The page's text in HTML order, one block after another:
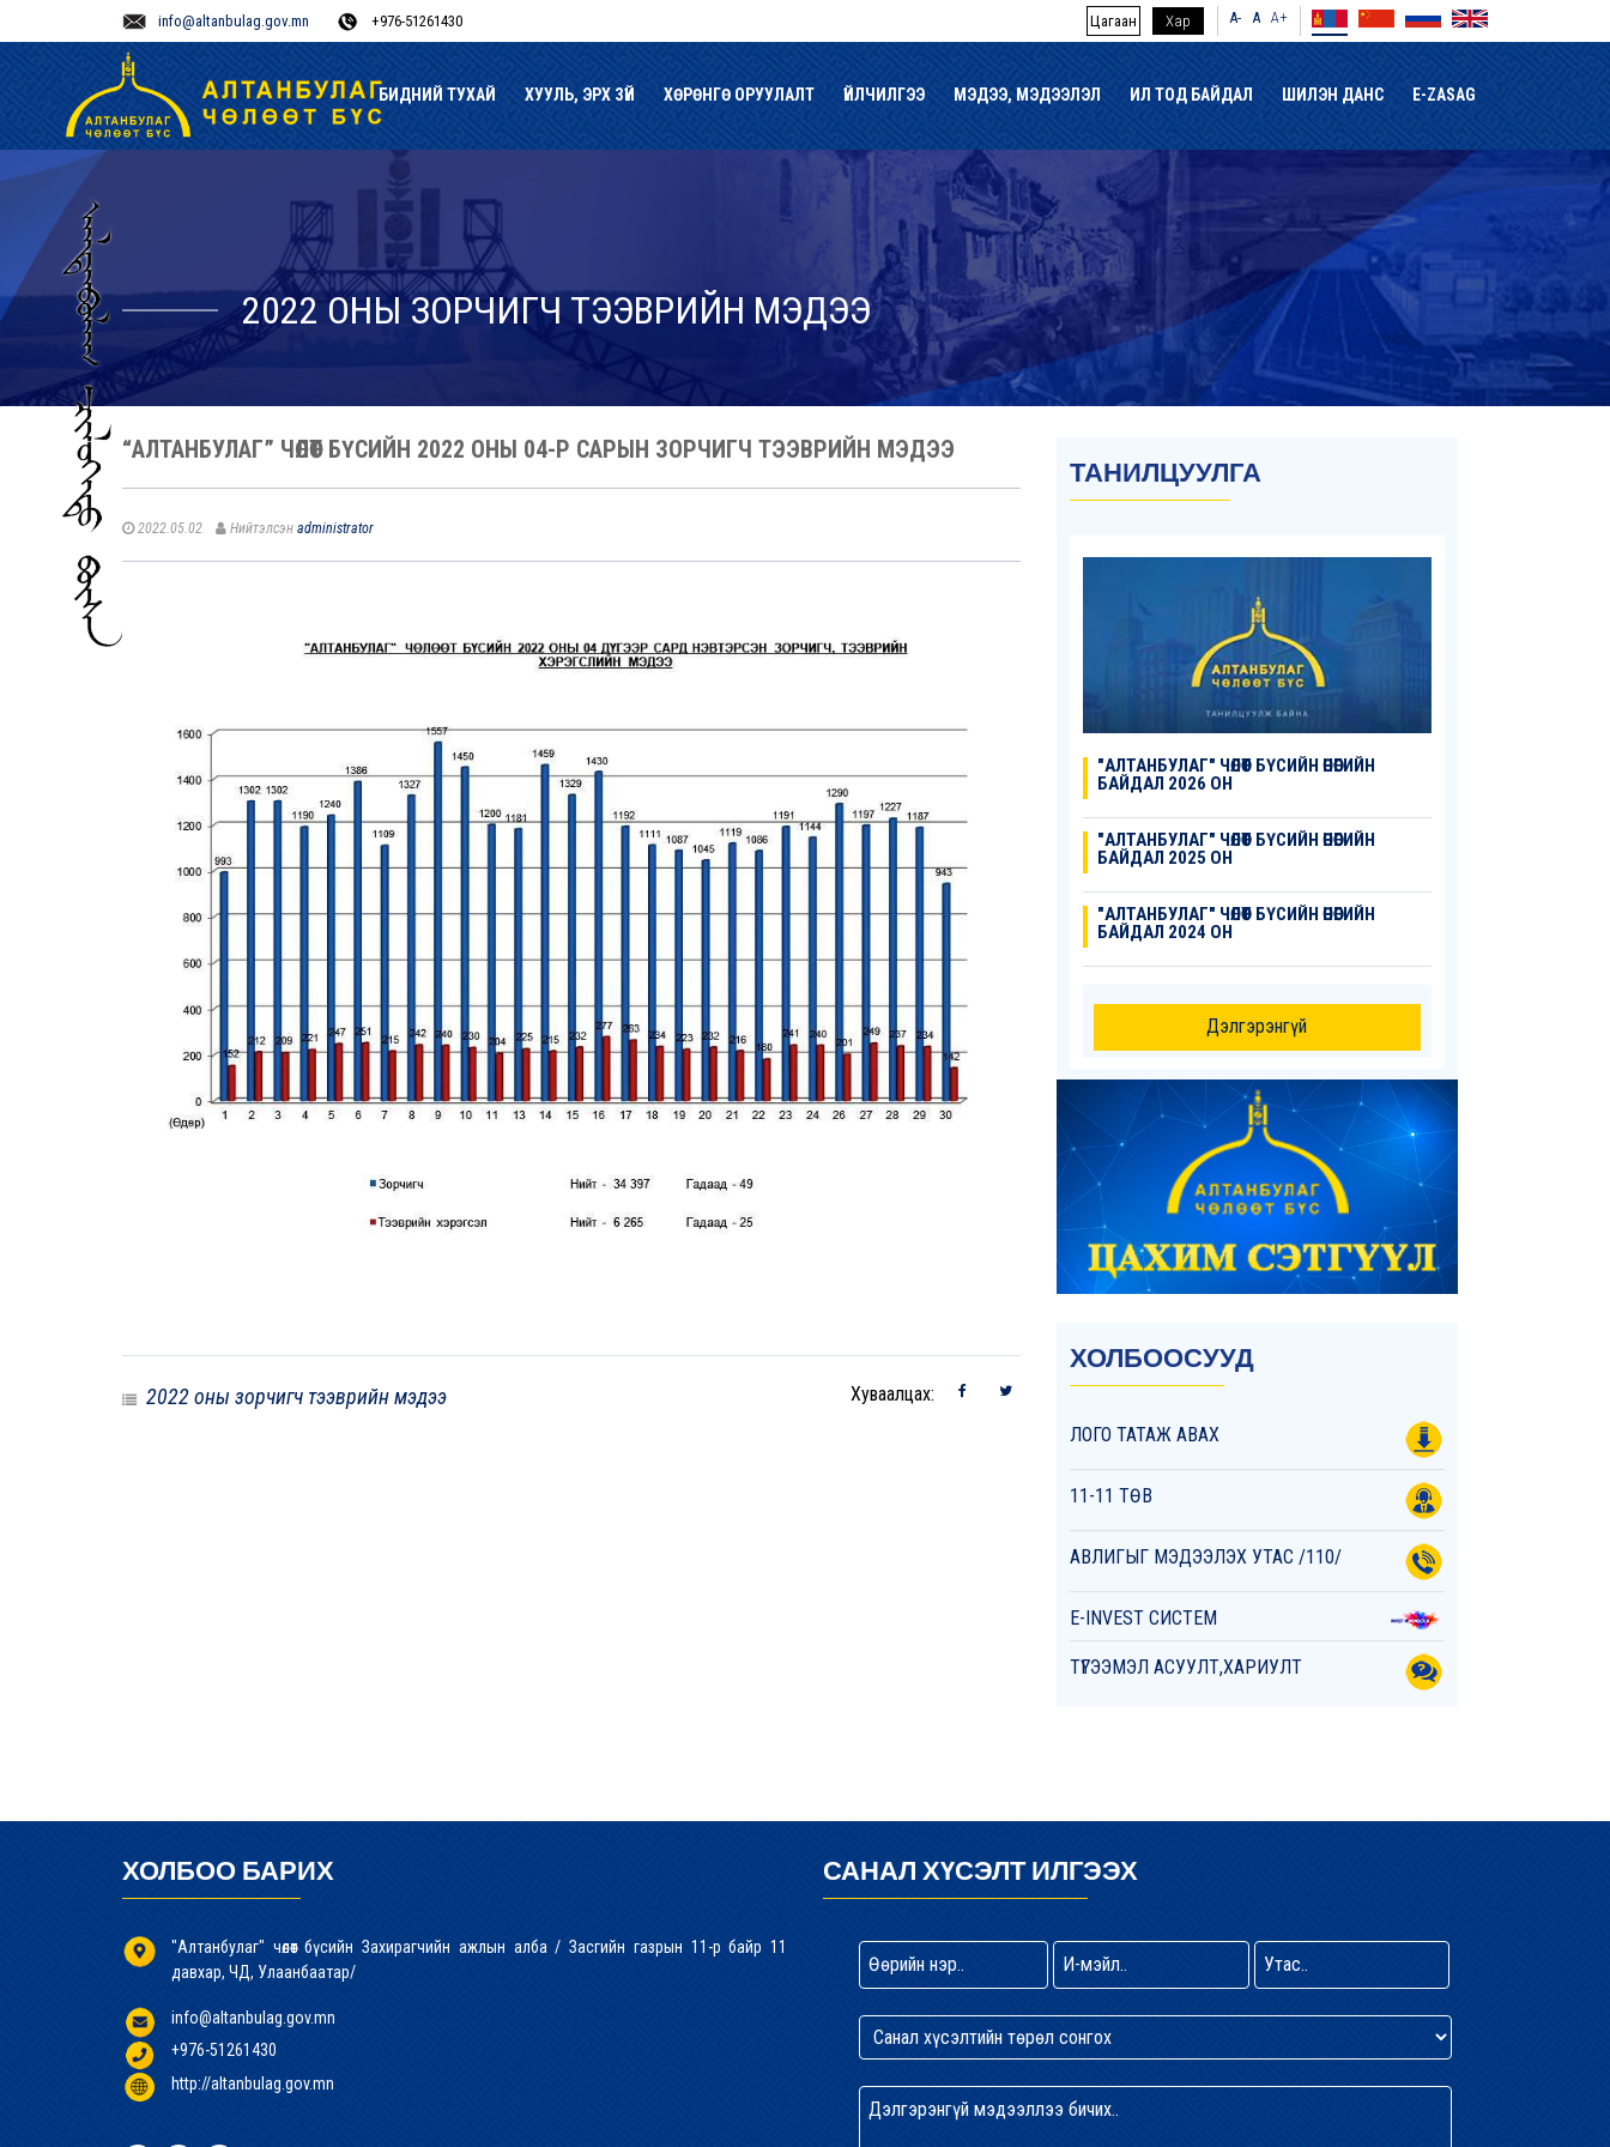
info@altanbulag.gov.mn +976-51261430 Цагаан Хар A- A A+
БИДНИЙ ТУХАЙ ХУУЛЬ, ЭРХ ЗҮЙ ХӨРӨНГӨ ОРУУЛАЛТ ҮЙЛЧИЛГЭЭ МЭДЭЭ, МЭДЭЭЛЭЛ ИЛ ТОД БАЙДАЛ ШИЛЭН ДАНС E-ZASAG
2022 ОНЫ ЗОРЧИГЧ ТЭЭВРИЙН МЭДЭЭ
ТАНИЛЦУУЛГА
"АЛТАНБУЛАГ" ЧӨЛӨӨТ БҮСИЙН ӨНӨӨГИЙН
БАЙДАЛ 2026 ОН
"АЛТАНБУЛАГ" ЧӨЛӨӨТ БҮСИЙН ӨНӨӨГИЙН
БАЙДАЛ 2025 ОН
"АЛТАНБУЛАГ" ЧӨЛӨӨТ БҮСИЙН ӨНӨӨГИЙН
БАЙДАЛ 2024 ОН
Дэлгэрэнгүй
ХОЛБООСУУД
ЛОГО ТАТАЖ АВАХ
11-11 ТӨВ
АВЛИГЫГ МЭДЭЭЛЭХ УТАС /110/
E-INVEST СИСТЕМ
ТҮГЭЭМЭЛ АСУУЛТ,ХАРИУЛТ
“АЛТАНБУЛАГ” ЧӨЛӨӨТ БҮСИЙН 2022 ОНЫ 04-Р САРЫН ЗОРЧИГЧ ТЭЭВРИЙН МЭДЭЭ
2022.05.02 Нийтэлсэн administrator
2022 оны зорчигч тээврийн мэдээ Хуваалцах:
ХОЛБОО БАРИХ
"Алтанбулаг" чөлөөт бүсийн Захирагчийн ажлын алба / Засгийн газрын 11-р байр 11
давхар, ЧД, Улаанбаатар/
info@altanbulag.gov.mn
+976-51261430
http://altanbulag.gov.mn
САНАЛ ХҮСЭЛТ ИЛГЭЭХ